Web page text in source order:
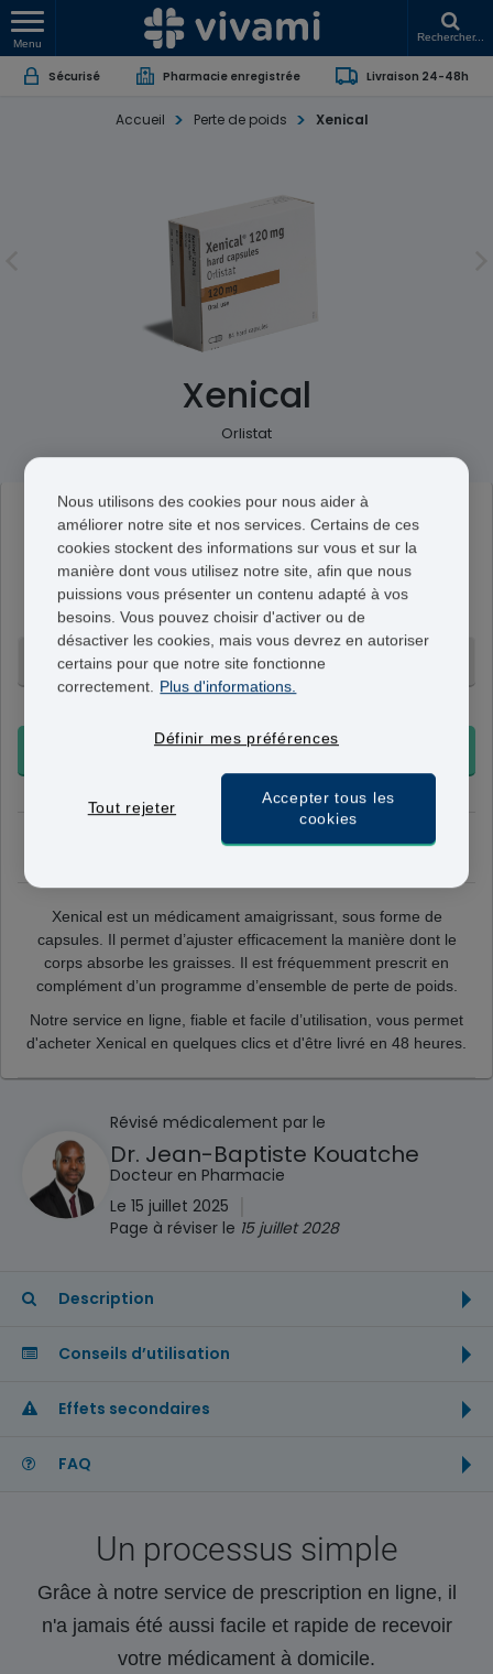
Menu
Rechercher...
Sécurisé Pharmacie enregistrée Livraison 24-48h
Accueil Perte de poids Xenical
Xenical
Orlistat
Xenical
120mg
Une capsule Xenical contient 120mg d’orlistat. A
absorber pendant le repas, maximum 3 fois par jour.
84 Gélules - 169,95 €
COMMANDER
Commandez maintenant, livraison lemercredi 12 août
Xenical est un médicament amaigrissant, sous forme de
capsules. Il permet d’ajuster efficacement la manière dont le
corps absorbe les graisses. Il est fréquemment prescrit en
complément d’un programme d’ensemble de perte de poids.
Notre service en ligne, fiable et facile d’utilisation, vous permet
d'acheter Xenical en quelques clics et d'être livré en 48 heures.
Révisé médicalement par le
Dr. Jean-Baptiste Kouatche
Docteur en Pharmacie
Le 15 juillet 2025
Page à réviser le 15 juillet 2028
Description
Conseils d’utilisation
Effets secondaires
FAQ
Un processus simple
Grâce à notre service de prescription en ligne, il
n'a jamais été aussi facile et rapide de recevoir
votre médicament à domicile.
Nous utilisons des cookies pour nous aider à
améliorer notre site et nos services. Certains de ces
cookies stockent des informations sur vous et sur la
manière dont vous utilisez notre site, afin que nous
puissions vous présenter un contenu adapté à vos
besoins. Vous pouvez choisir d'activer ou de
désactiver les cookies, mais vous devrez en autoriser
certains pour que notre site fonctionne
correctement.
Plus d'informations.
Définir mes préférences
Tout rejeter
Accepter tous les
cookies